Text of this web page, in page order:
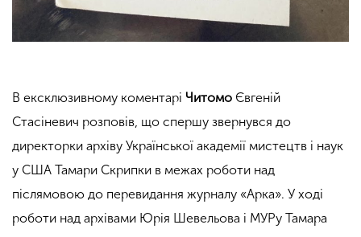
В ексклюзивному коментарі Читомо Євгеній
Стасіневич розповів, що спершу звернувся до
директорки архіву Української академії мистецтв і наук
у США Тамари Скрипки в межах роботи над
післямовою до перевидання журналу «Арка». У ході
роботи над архівами Юрія Шевельова і МУРу Тамара